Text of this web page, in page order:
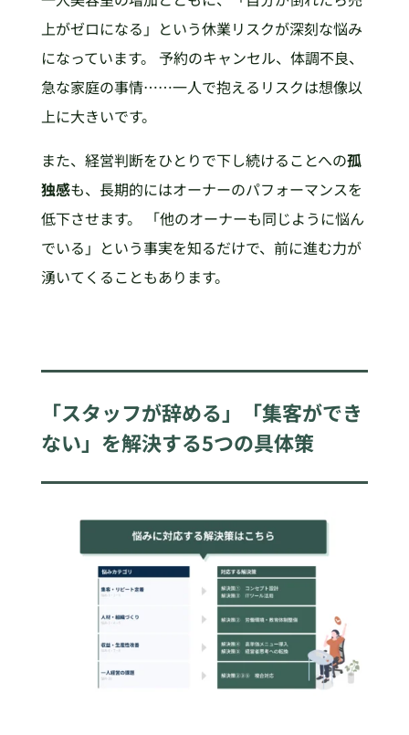
上がゼロになる」という休業リスクが深刻な悩み
になっています。 予約のキャンセル、体調不良、
急な家庭の事情……一人で抱えるリスクは想像以
上に大きいです。
また、経営判断をひとりで下し続けることへの孤
独感も、長期的にはオーナーのパフォーマンスを
低下させます。 「他のオーナーも同じように悩ん
でいる」という事実を知るだけで、前に進む力が
湧いてくることもあります。
「スタッフが辞める」「集客ができ
ない」を解決する5つの具体策